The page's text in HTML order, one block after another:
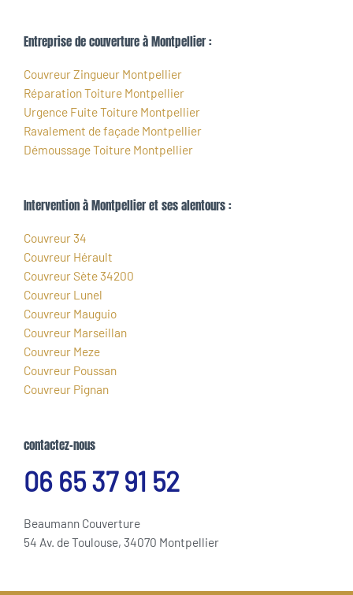
Entreprise de couverture à Montpellier :
Couvreur Zingueur Montpellier
Réparation Toiture Montpellier
Urgence Fuite Toiture Montpellier
Ravalement de façade Montpellier
Démoussage Toiture Montpellier
Intervention à Montpellier et ses alentours :
Couvreur 34
Couvreur Hérault
Couvreur Sète 34200
Couvreur Lunel
Couvreur Mauguio
Couvreur Marseillan
Couvreur Meze
Couvreur Poussan
Couvreur Pignan
contactez-nous
06 65 37 91 52
Beaumann Couverture
54 Av. de Toulouse, 34070 Montpellier